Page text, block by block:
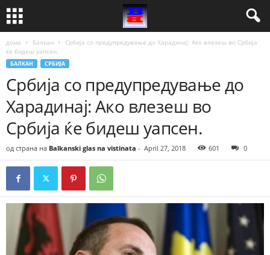
дома Балкан
Србија со предупредување до Харадинај: Ако влезеш во Србија
ќе бидеш уапсен.
БАЛКАН СРБИЈА
Србија со предупредување до
Харадинај: Ако влезеш во
Србија ќе бидеш уапсен.
од страна на Balkanski glas na vistinata - April 27, 2018 601 0